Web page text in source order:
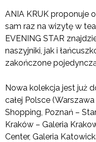
ANIA KRUK proponuje
sam raz na wizytę w
EVENING STAR
naszyjniki, jak i
zakończone
Nowa kolekcja jest już
całej Polsce
Shopping, Poznań –
Kraków – Galeria
Center, Galeria